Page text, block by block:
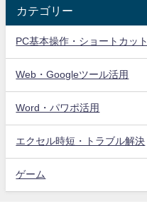
カテゴリー
PC基本操作・ショートカット
Web・Googleツール活用
Word・パワポ活用
エクセル時短・トラブル解決
ゲーム